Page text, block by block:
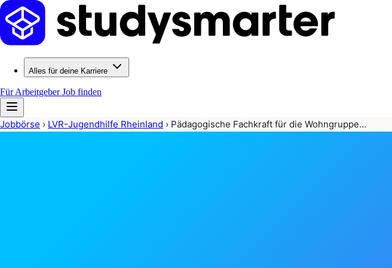
Alles für deine Karriere
Für ArbeitgeberJob finden
Jobbörse › LVR-Jugendhilfe Rheinland › Pädagogische Fachkraft für die Wohngruppe…